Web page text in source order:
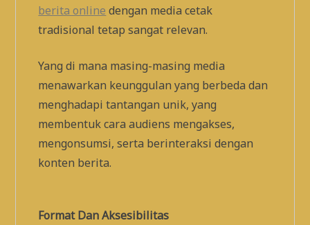
berita online dengan media cetak
tradisional tetap sangat relevan.
Yang di mana masing-masing media
menawarkan keunggulan yang berbeda dan
menghadapi tantangan unik, yang
membentuk cara audiens mengakses,
mengonsumsi, serta berinteraksi dengan
konten berita.
Format Dan Aksesibilitas